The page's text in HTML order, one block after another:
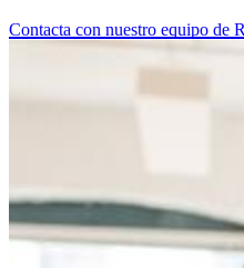
Contacta con nuestro equipo de